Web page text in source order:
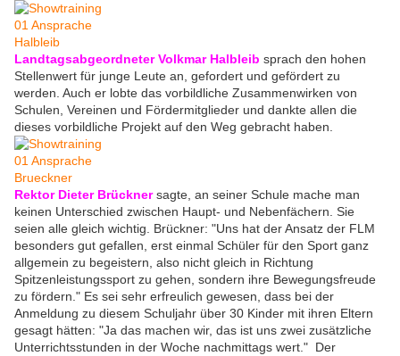
Landtagsabgeordneter Volkmar Halbleib sprach den hohen
Stellenwert für junge Leute an, gefordert und gefördert zu
werden. Auch er lobte das vorbildliche Zusammenwirken von
Schulen, Vereinen und Fördermitglieder und dankte allen die
dieses vorbildliche Projekt auf den Weg gebracht haben.
Rektor Dieter Brücknersagte, an seiner Schule mache man
keinen Unterschied zwischen Haupt- und Nebenfächern. Sie
seien alle gleich wichtig. Brückner: "Uns hat der Ansatz der FLM
besonders gut gefallen, erst einmal Schüler für den Sport ganz
allgemein zu begeistern, also nicht gleich in Richtung
Spitzenleistungssport zu gehen, sondern ihre Bewegungsfreude
zu fördern." Es sei sehr erfreulich gewesen, dass bei der
Anmeldung zu diesem Schuljahr über 30 Kinder mit ihren Eltern
gesagt hätten: "Ja das machen wir, das ist uns zwei zusätzliche
Unterrichtsstunden in der Woche nachmittags wert." Der